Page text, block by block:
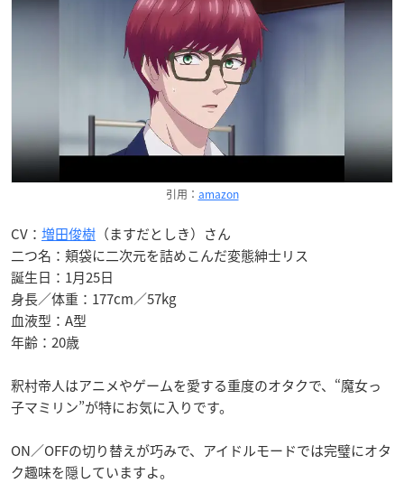
引用： amazon
CV： 増田俊樹 （ますだとしき）さん
二つ名：頬袋に二次元を詰めこんだ変態紳士リス
誕生日：1月25日
身長／体重：177cm／57kg
血液型：A型
年齢：20歳
釈村帝人はアニメやゲームを愛する重度のオタクで、“魔女っ
子マミリン”が特にお気に入りです。
ON／OFFの切り替えが巧みで、アイドルモードでは完璧にオタ
ク趣味を隠していますよ。